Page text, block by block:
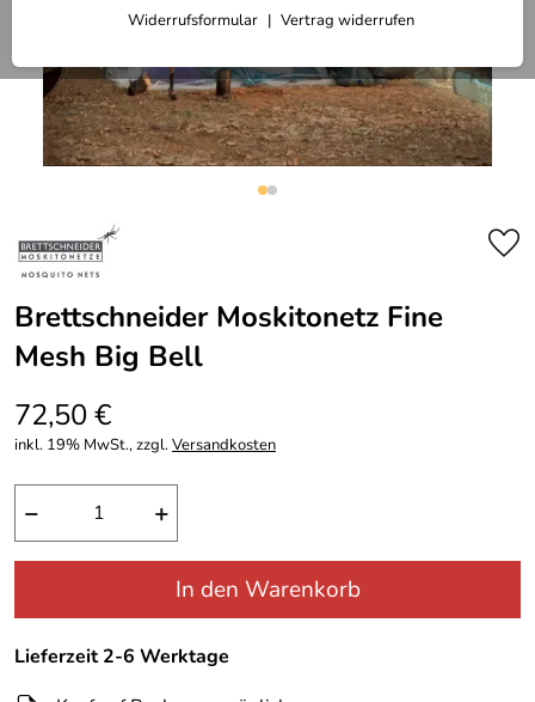
Widerrufsformular
Vertrag widerrufen
Brettschneider Moskitonetz Fine
Mesh Big Bell
72,50 €
inkl. 19% MwSt., zzgl.Versandkosten
− +
In den Warenkorb
Lieferzeit 2-6 Werktage